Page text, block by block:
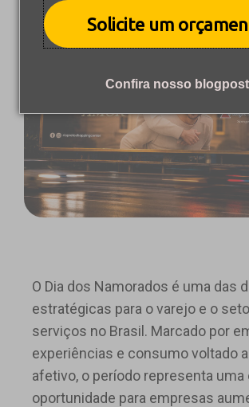
Solicite um
Confira nosso
O Dia dos Namorados é uma das
estratégicas para o varejo e o
serviços no Brasil. Marcado por
experiências e consumo voltado
afetivo, o período representa
oportunidade para empresas